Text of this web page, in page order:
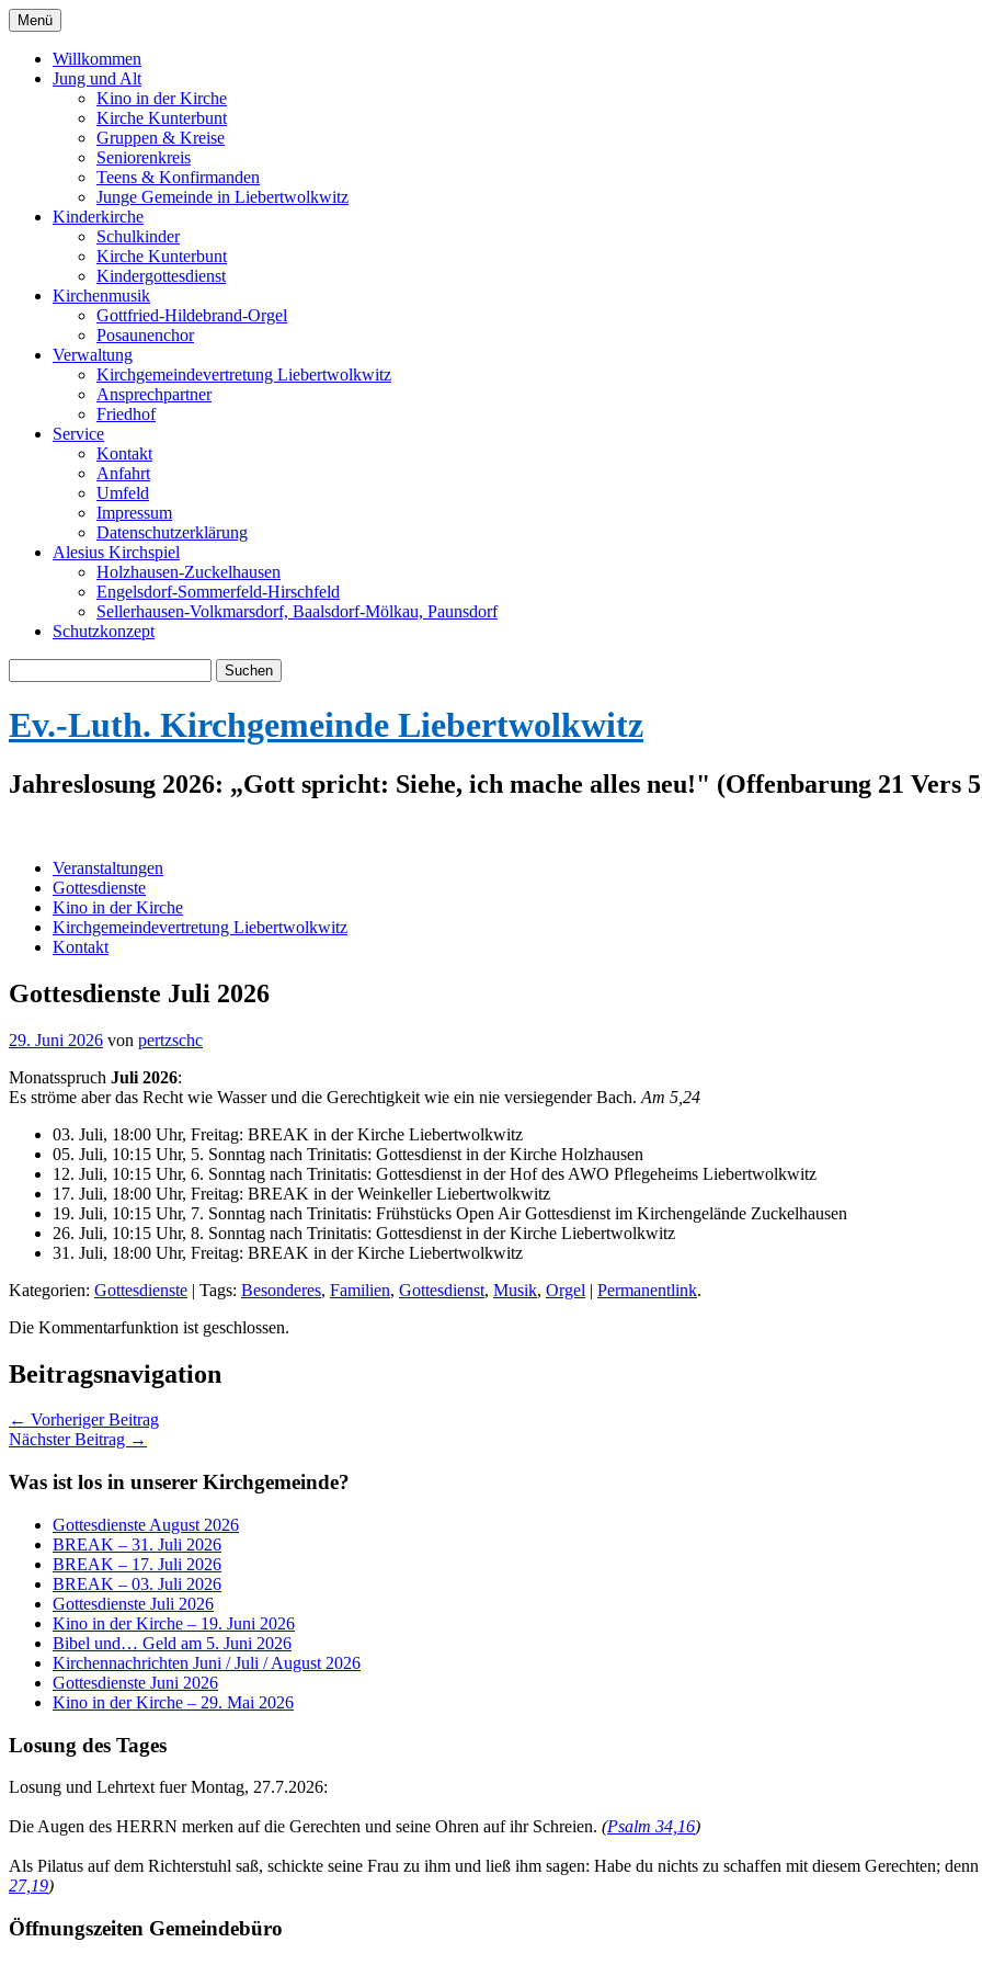
Menü
Willkommen
Jung und Alt
Kino in der Kirche
Kirche Kunterbunt
Gruppen & Kreise
Seniorenkreis
Teens & Konfirmanden
Junge Gemeinde in Liebertwolkwitz
Kinderkirche
Schulkinder
Kirche Kunterbunt
Kindergottesdienst
Kirchenmusik
Gottfried-Hildebrand-Orgel
Posaunenchor
Verwaltung
Kirchgemeindevertretung Liebertwolkwitz
Ansprechpartner
Friedhof
Service
Kontakt
Anfahrt
Umfeld
Impressum
Datenschutzerklärung
Alesius Kirchspiel
Holzhausen-Zuckelhausen
Engelsdorf-Sommerfeld-Hirschfeld
Sellerhausen-Volkmarsdorf, Baalsdorf-Mölkau, Paunsdorf
Schutzkonzept
nach:
Ev.-Luth. Kirchgemeinde Liebertwolkwitz
Jahreslosung 2026: „Gott spricht: Siehe, ich mache alles neu!" (Offenbarung 21 Vers
Veranstaltungen
Gottesdienste
Kino in der Kirche
Kirchgemeindevertretung Liebertwolkwitz
Kontakt
Gottesdienste Juli 2026
29. Juni 2026 von pertzschc
Monatsspruch Juli 2026:
Es ströme aber das Recht wie Wasser und die Gerechtigkeit wie ein nie versiegender Bach. Am 5,24
03. Juli, 18:00 Uhr, Freitag: BREAK in der Kirche Liebertwolkwitz
05. Juli, 10:15 Uhr, 5. Sonntag nach Trinitatis: Gottesdienst in der Kirche Holzhausen
12. Juli, 10:15 Uhr, 6. Sonntag nach Trinitatis: Gottesdienst in der Hof des AWO Pflegeheims Liebertwolkwitz
17. Juli, 18:00 Uhr, Freitag: BREAK in der Weinkeller Liebertwolkwitz
19. Juli, 10:15 Uhr, 7. Sonntag nach Trinitatis: Frühstücks Open Air Gottesdienst im Kirchengelände Zuckelhausen
26. Juli, 10:15 Uhr, 8. Sonntag nach Trinitatis: Gottesdienst in der Kirche Liebertwolkwitz
31. Juli, 18:00 Uhr, Freitag: BREAK in der Kirche Liebertwolkwitz
Kategorien: Gottesdienste | Tags: Besonderes, Familien, Gottesdienst, Musik, Orgel | Permanentlink.
Die Kommentarfunktion ist geschlossen.
Beitragsnavigation
← Vorheriger Beitrag
Nächster Beitrag →
Was ist los in unserer Kirchgemeinde?
Gottesdienste August 2026
BREAK – 31. Juli 2026
BREAK – 17. Juli 2026
BREAK – 03. Juli 2026
Gottesdienste Juli 2026
Kino in der Kirche – 19. Juni 2026
Bibel und… Geld am 5. Juni 2026
Kirchennachrichten Juni / Juli / August 2026
Gottesdienste Juni 2026
Kino in der Kirche – 29. Mai 2026
Losung des Tages
Losung und Lehrtext fuer Montag, 27.7.2026:
Die Augen des HERRN merken auf die Gerechten und seine Ohren auf ihr Schreien. (Psalm 34,16)
Als Pilatus auf dem Richterstuhl saß, schickte seine Frau zu ihm und ließ ihm sagen: Habe du nichts zu schaffen mit diesem Gerechten;
27,19)
Öffnungszeiten Gemeindebüro